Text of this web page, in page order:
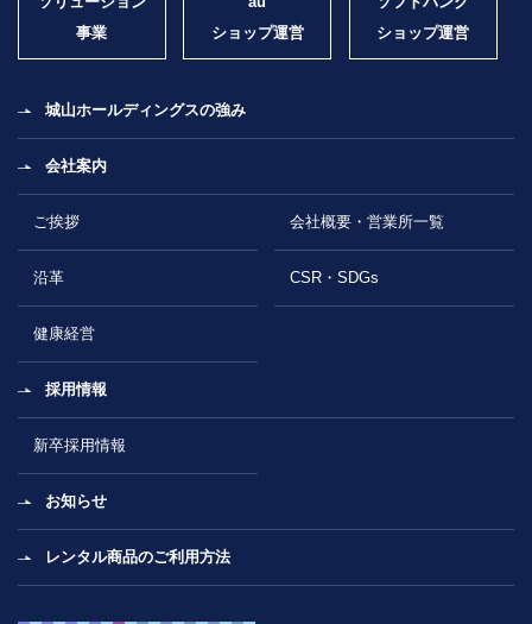
事業
ショップ運営
ショップ運営
城山ホールディングスの強み
会社案内
ご挨拶 会社概要・営業所一覧
沿革 CSR・SDGs
健康経営
採用情報
新卒採用情報
お知らせ
レンタル商品のご利用方法